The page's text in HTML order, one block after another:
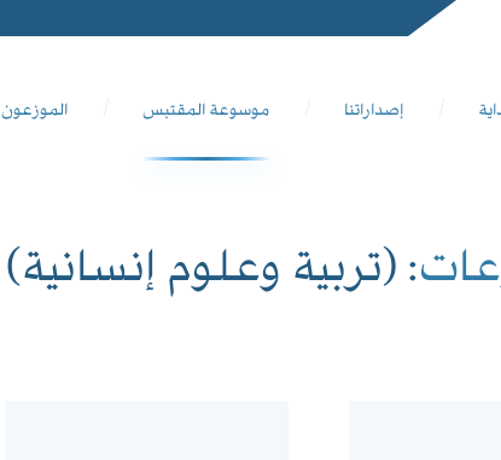
إصداراتنا موسوعة المقتبس الموزعون
: (تربية وعلوم إنسانية)